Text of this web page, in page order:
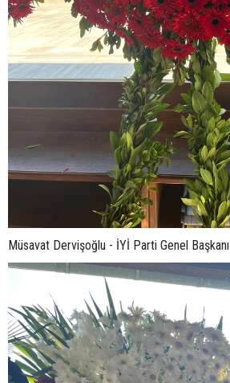
Müsavat Dervişoğlu - İYİ Parti Genel Başkanı